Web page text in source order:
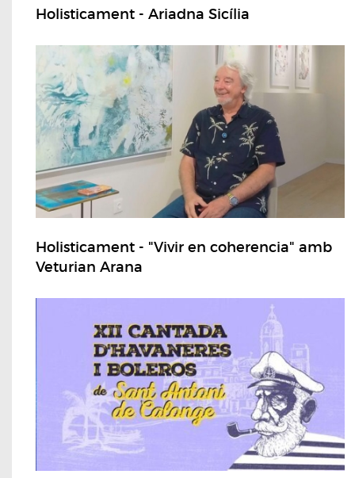
Holisticament - Ariadna Sicília
Holisticament - "Vivir en coherencia" amb
Veturian Arana